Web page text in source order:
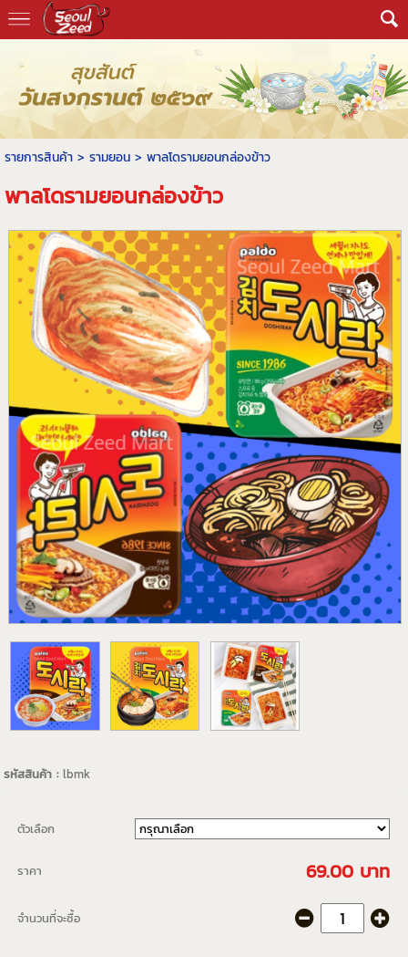
รายการสินค้า> รามยอน> พาลโดรามยอนกล่องข้าว
พาลโดรามยอนกล่องข้าว
รหัสสินค้า : lbmk
ตัวเลือก
ราคา 69.00 บาท
จำนวนที่จะซื้อ